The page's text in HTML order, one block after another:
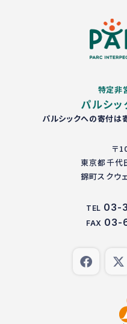
特定非
パルシッ
パルシックへの寄付は
〒
東京都千代
錦町スクウ
TEL 03-
FAX 03-